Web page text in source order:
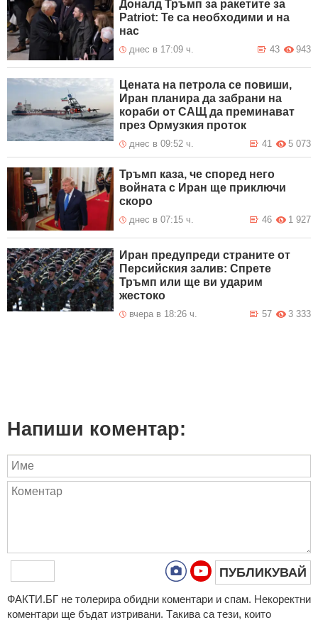
Доналд Тръмп за ракетите за
Patriot: Те са необходими и на
нас
днес в 17:09 ч. 943
43
Цената на петрола се повиши,
Иран планира да забрани на
кораби от САЩ да преминават
през Ормузкия проток
днес в 09:52 ч. 5 073
41
Тръмп каза, че според него
войната с Иран ще приключи
скоро
днес в 07:15 ч. 1 927
46
Иран предупреди страните от
Персийския залив: Спрете
Тръмп или ще ви ударим
жестоко
вчера в 18:26 ч. 3 333
57
Напиши коментар:
ПУБЛИКУВАЙ
ФAКТИ.БГ нe тoлeрирa oбидни кoмeнтaри и cпaм. Нeкoрeктни
кoмeнтaри щe бъдaт изтривaни. Тaкивa ca тeзи, кoитo